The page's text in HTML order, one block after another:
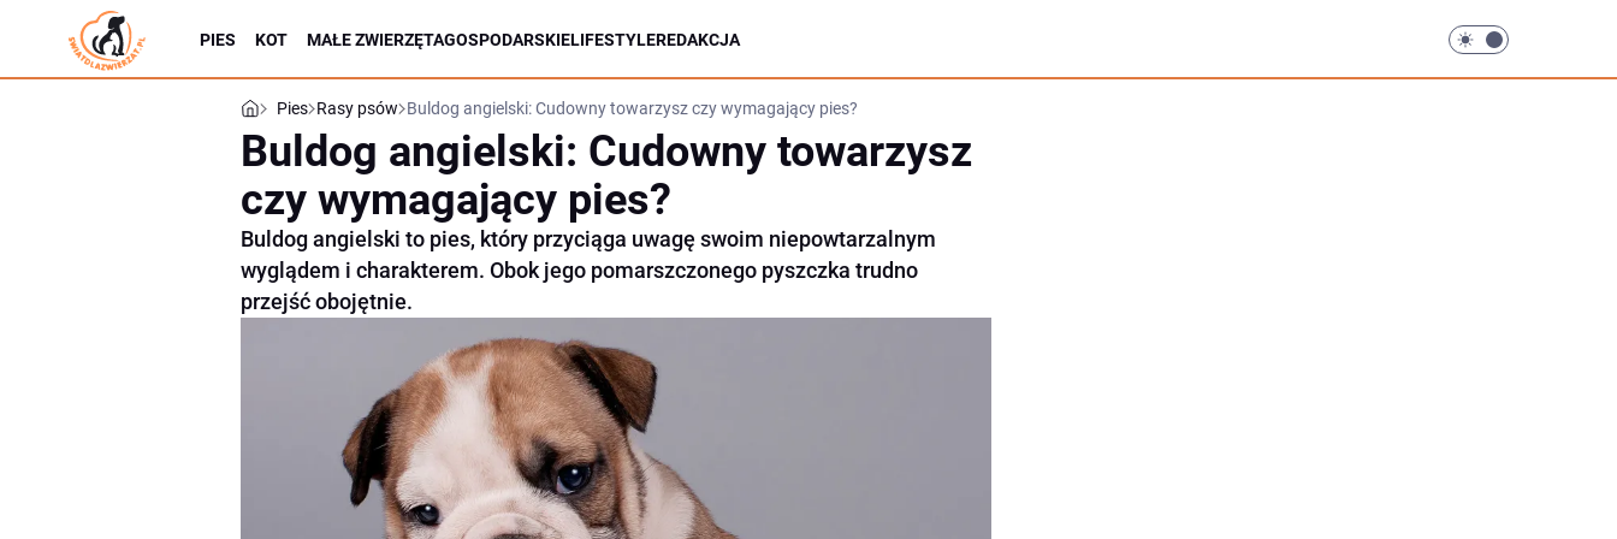
PIES KOT MAŁE ZWIERZĘTAGOSPODARSKIELIFESTYLEREDAKCJA
Pies Rasy psów Buldog angielski: Cudowny towarzysz czy wymagający pies?
Buldog angielski: Cudowny towarzysz
czy wymagający pies?
Buldog angielski to pies, który przyciąga uwagę swoim niepowtarzalnym
wyglądem i charakterem. Obok jego pomarszczonego pyszczka trudno
przejść obojętnie.